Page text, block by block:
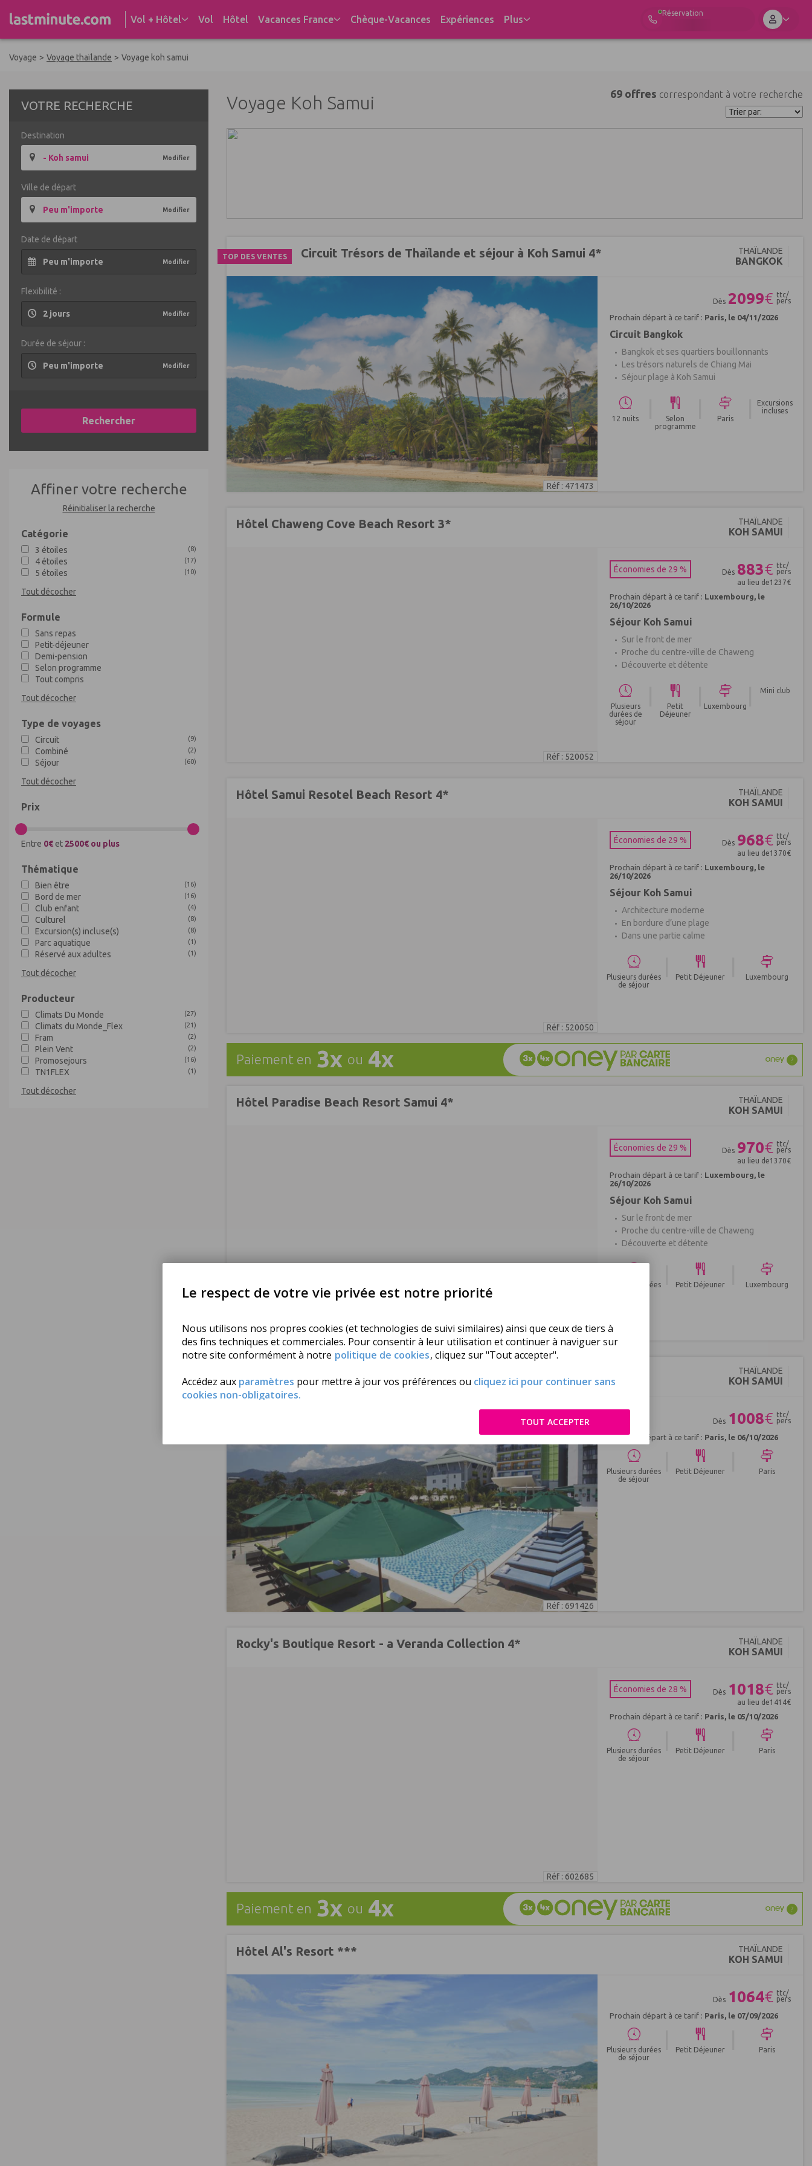
Le respect de votre vie privée est notre priorité
Nous utilisons nos propres cookies (et technologies de suivi similaires) ainsi que ceux de tiers à
des fins techniques et commerciales. Pour consentir à leur utilisation et continuer à naviguer sur
notre site conformément à notre politique de cookies, cliquez sur "Tout accepter".
Accédez aux paramètres pour mettre à jour vos préférences ou cliquez ici pour continuer sans
cookies non-obligatoires.
TOUT ACCEPTER
Vol + Hôtel Vol Hôtel Vacances France Chèque-Vacances Expériences Plus
Réservation
Voyage > Voyage thaïlande > Voyage koh samui
VOTRE RECHERCHE
Destination
- Koh samui Modifier
Ville de départ
Peu m'importe Modifier
Date de départ
Peu m'importe Modifier
Flexibilité :
2 jours Modifier
Durée de séjour :
Peu m'importe Modifier
Rechercher
Affiner votre recherche
Réinitialiser la recherche
Catégorie
3 étoiles (8)
4 étoiles (17)
5 étoiles (10)
Tout décocher
Formule
Sans repas
Petit-déjeuner
Demi-pension
Selon programme
Tout compris
Tout décocher
Type de voyages
Circuit (9)
Combiné (2)
Séjour (60)
Tout décocher
Prix
Entre 0€ et 2500€ ou plus
Thématique
Bien être (16)
Bord de mer (16)
Club enfant (4)
Culturel (8)
Excursion(s) incluse(s) (8)
Parc aquatique (1)
Réservé aux adultes (1)
Tout décocher
Producteur
Climats Du Monde (27)
Climats du Monde_Flex (21)
Fram (2)
Plein Vent (2)
Promosejours (16)
TN1FLEX (1)
Tout décocher
Voyage Koh Samui 69 offres correspondant à votre recherche
TOP DES VENTES
THAÏLANDE
BANGKOK
Circuit Trésors de Thaïlande et séjour à Koh Samui 4*
Réf : 471473
Dès 2099€ ttc/
pers
Prochain départ à ce tarif : Paris, le 04/11/2026
Circuit Bangkok
Bangkok et ses quartiers bouillonnants
Les trésors naturels de Chiang Mai
Séjour plage à Koh Samui
12 nuits
Selon
programme
Paris
Excursions
incluses
THAÏLANDE
KOH SAMUI
Hôtel Chaweng Cove Beach Resort 3*
Réf : 520052
Économies de 29 % Dès 883€ ttc/
pers
au lieu de1237€
Prochain départ à ce tarif : Luxembourg, le
26/10/2026
Séjour Koh Samui
Sur le front de mer
Proche du centre-ville de Chaweng
Découverte et détente
Plusieurs
durées de
séjour
Petit
Déjeuner
Luxembourg
Mini club
THAÏLANDE
KOH SAMUI
Hôtel Samui Resotel Beach Resort 4*
Réf : 520050
Économies de 29 % Dès 968€ ttc/
pers
au lieu de1370€
Prochain départ à ce tarif : Luxembourg, le
26/10/2026
Séjour Koh Samui
Architecture moderne
En bordure d’une plage
Dans une partie calme
Plusieurs durées
de séjour
Petit Déjeuner Luxembourg
Paiement en 3x ou 4x ?
THAÏLANDE
KOH SAMUI
Hôtel Paradise Beach Resort Samui 4*
Réf : 520051
Économies de 29 % Dès 970€ ttc/
pers
au lieu de1370€
Prochain départ à ce tarif : Luxembourg, le
26/10/2026
Séjour Koh Samui
Sur le front de mer
Proche du centre-ville de Chaweng
Découverte et détente
Plusieurs durées
Petit Déjeuner Luxembourg
THAÏLANDE
KOH SAMUI
Réf : 691426
Dès 1008€ ttc/
pers
Prochain départ à ce tarif : Paris, le 06/10/2026
Plusieurs durées
de séjour
Petit Déjeuner Paris
THAÏLANDE
KOH SAMUI
Rocky's Boutique Resort - a Veranda Collection 4*
Réf : 602685
Économies de 28 % Dès 1018€ ttc/
pers
au lieu de1414€
Prochain départ à ce tarif : Paris, le 05/10/2026
Plusieurs durées
de séjour
Petit Déjeuner Paris
Paiement en 3x ou 4x ?
THAÏLANDE
KOH SAMUI
Hôtel Al's Resort ***
Dès 1064€ ttc/
pers
Prochain départ à ce tarif : Paris, le 07/09/2026
Plusieurs durées
de séjour
Petit Déjeuner Paris